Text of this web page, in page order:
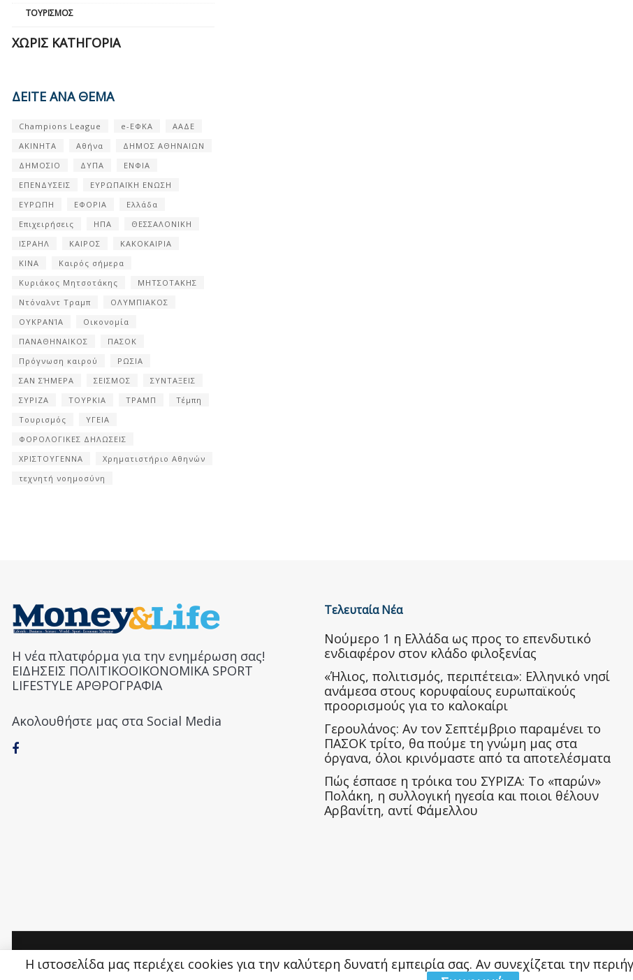
ΤΟΥΡΙΣΜΌΣ
ΧΩΡΊΣ ΚΑΤΗΓΟΡΊΑ
ΔΕΙΤΕ ΑΝΑ ΘΕΜΑ
Champions League e-ΕΦΚΑ
ΑΑΔΕ
ΑΚΙΝΗΤΑ
Αθήνα
ΔΗΜΟΣ ΑΘΗΝΑΙΩΝ
ΔΗΜΟΣΙΟ
ΔΥΠΑ
ΕΝΦΙΑ
ΕΠΕΝΔΥΣΕΙΣ
ΕΥΡΩΠΑΪΚΗ ΕΝΩΣΗ
ΕΥΡΩΠΗ
ΕΦΟΡΙΑ
Ελλάδα
Επιχειρήσεις
ΗΠΑ
ΘΕΣΣΑΛΟΝΙΚΗ
ΙΣΡΑΗΛ
ΚΑΙΡΟΣ
ΚΑΚΟΚΑΙΡΙΑ
ΚΙΝΑ
Καιρός σήμερα
Κυριάκος Μητσοτάκης
ΜΗΤΣΟΤΑΚΗΣ
Ντόναλντ Τραμπ
ΟΛΥΜΠΙΑΚΟΣ
ΟΥΚΡΑΝΊΑ
Οικονομία
ΠΑΝΑΘΗΝΑΙΚΟΣ
ΠΑΣΟΚ
Πρόγνωση καιρού
ΡΩΣΙΑ
ΣΑΝ ΣΉΜΕΡΑ
ΣΕΙΣΜΟΣ
ΣΥΝΤΑΞΕΙΣ
ΣΥΡΙΖΑ
ΤΟΥΡΚΙΑ ΤΡΑΜΠ
Τέμπη
Τουρισμός
ΥΓΕΙΑ
ΦΟΡΟΛΟΓΙΚΕΣ ΔΗΛΩΣΕΙΣ
ΧΡΙΣΤΟΥΓΕΝΝΑ
Χρηματιστήριο Αθηνών
τεχνητή νοημοσύνη
Η νέα πλατφόρμα για την ενημέρωση σας!
ΕΙΔΗΣΕΙΣ ΠΟΛΙΤΙΚΟΟΙΚΟΝΟΜΙΚΑ SPORT
LIFESTYLE ΑΡΘΡΟΓΡΑΦΙΑ
Ακολουθήστε μας στα Social Media
Τελευταία Νέα
Nούμερο 1 η Ελλάδα ως προς το επενδυτικό
ενδιαφέρον στον κλάδο φιλοξενίας
«Ήλιος, πολιτισμός, περιπέτεια»: Ελληνικό νησί
ανάμεσα στους κορυφαίους ευρωπαϊκούς
προορισμούς για το καλοκαίρι
Γερουλάνος: Αν τον Σεπτέμβριο παραμένει το
ΠΑΣΟΚ τρίτο, θα πούμε τη γνώμη μας στα
όργανα, όλοι κρινόμαστε από τα αποτελέσματα
Πώς έσπασε η τρόικα του ΣΥΡΙΖΑ: Το «παρών»
Πολάκη, η συλλογική ηγεσία και ποιοι θέλουν
Αρβανίτη, αντί Φάμελλου
Η ιστοσελίδα μας περιέχει cookies για την καλύτερη δυνατή εμπειρία σας. Αν συνεχίζεται την